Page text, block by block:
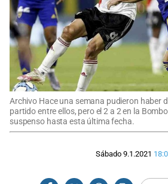
Archivo Hace una semana pudieron haber
partido entre ellos, pero el 2 a 2 en la
suspenso hasta esta última fecha.
Sábado 9.1.2021